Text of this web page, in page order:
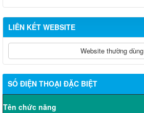
LIÊN KẾT WEBSITE
Website thường dùng
SỐ ĐIỆN THOẠI ĐẶC BIỆT
Tên chức năng